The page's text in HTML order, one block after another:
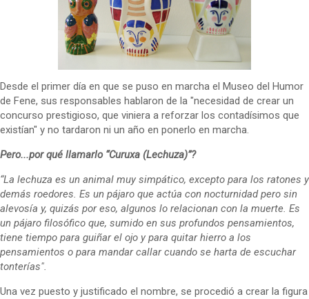
Desde el primer día en que se puso en marcha el Museo del Humor
de Fene, sus responsables hablaron de la "necesidad de crear un
concurso prestigioso, que viniera a reforzar los contadísimos que
existían" y no tardaron ni un año en ponerlo en marcha.
Pero...por qué llamarlo “Curuxa (Lechuza)”?
“La lechuza es un animal muy simpático, excepto para los ratones y
demás roedores. Es un pájaro que actúa con nocturnidad pero sin
alevosía y, quizás por eso, algunos lo relacionan con la muerte. Es
un pájaro filosófico que, sumido en sus profundos pensamientos,
tiene tiempo para guiñar el ojo y para quitar hierro a los
pensamientos o para mandar callar cuando se harta de escuchar
tonterías".
Una vez puesto y justificado el nombre, se procedió a crear la figura